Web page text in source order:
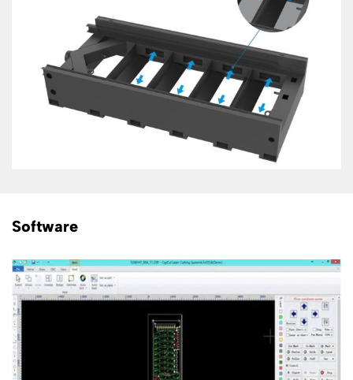
Software